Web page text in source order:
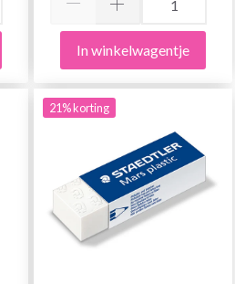
In winkelwagentje
21% korting